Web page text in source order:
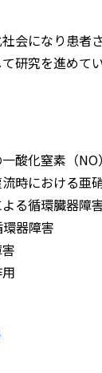
会になり患者
研究を進めてい
酸化窒素（
時における亜
る循環臓器障
器障害